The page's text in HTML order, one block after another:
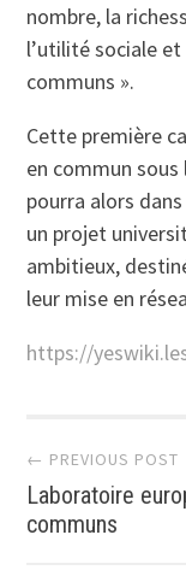
nombre, la
l’utilité sociale
communs ».
Cette première
en commun sous
pourra alors
un projet
ambitieux,
leur mise en
https://
Post
← PREVIOUS POST
Laboratoire
communs